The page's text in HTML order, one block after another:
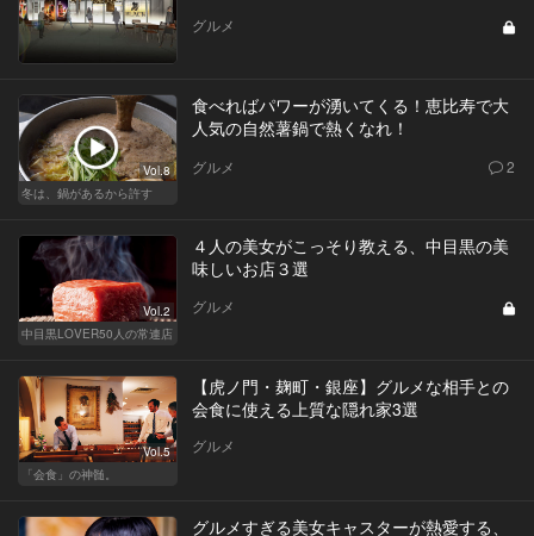
グルメ
Vol.8
冬は、鍋があるから許す
食べればパワーが湧いてくる！恵比寿で大
人気の自然薯鍋で熱くなれ！
グルメ 2
Vol.2
中目黒LOVER50人の常連店
４人の美女がこっそり教える、中目黒の美
味しいお店３選
グルメ
Vol.5
「会食」の神髄。
【虎ノ門・麹町・銀座】グルメな相手との
会食に使える上質な隠れ家3選
グルメ
グルメすぎる美女キャスターが熱愛する、